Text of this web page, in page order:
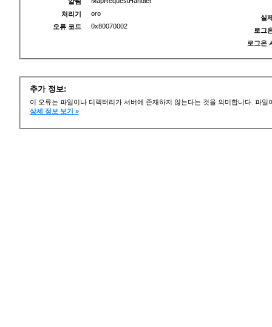
처리기
oro
오류 코드
0x80070002
실
로그
로그온
추가 정보:
이 오류는 파일이나 디렉터리가 서버에 존재하지 않는다는 것을 의미합니다. 파
상세 정보 보기 »